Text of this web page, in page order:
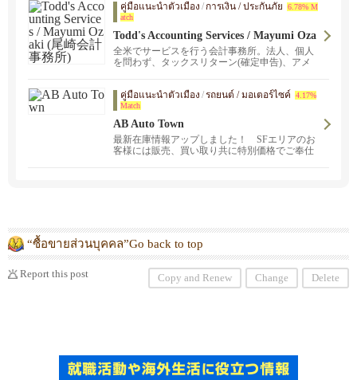
คู่มือแนะนำตัวเมือง / การเงิน / ประกันภัย
6.78% M
atch
Todd's Accounting Services / Mayumi Oza
ki (尾崎会計事務所)
全米でサービスを行う会計事務所。法人、個人
を問わず、タックスリターン(確定申告)、アメ
進呈！確定申告、税金、法人決算、ペイロール
お給料計算など会計に関することは私達にお任
せ下さい！迅速な手続きとアフターケアで日米
間の財務サポート！日本語、英語に対応してお
りますので、英語が不安なお客様も日本語で安
心してご相談下さい。
คู่มือแนะนำตัวเมือง /รถยนต์ / มอเตอร์ไซค์
4.17%
Match
AB Auto Town
最新在庫情報アップしました！ SFエリアのお
客様には販売、買い取り共に特別価格でご奉仕
“ซื้อขายส่วนบุคคล”Go back to top
Report this post Copy and Renew Change Delete